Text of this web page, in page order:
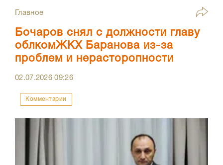
Главное
Бочаров снял с должности главу
облкомЖКХ Баранова из-за
проблем и нерасторопности
02.07.202609:26
Комментарии